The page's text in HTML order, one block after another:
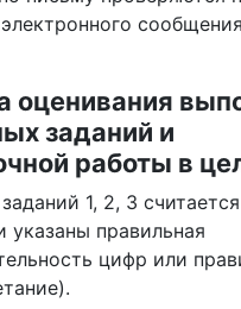
оценивания
заданий и
работы в
1, 2, 3
указаны правильная
цифр или